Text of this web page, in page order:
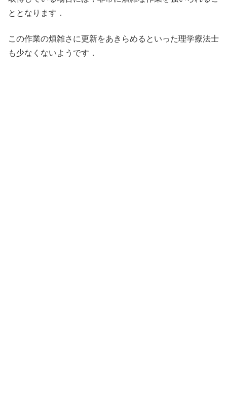
ととなります．
この作業の煩雑さに更新をあきらめるといった理学療法士
も少なくないようです．